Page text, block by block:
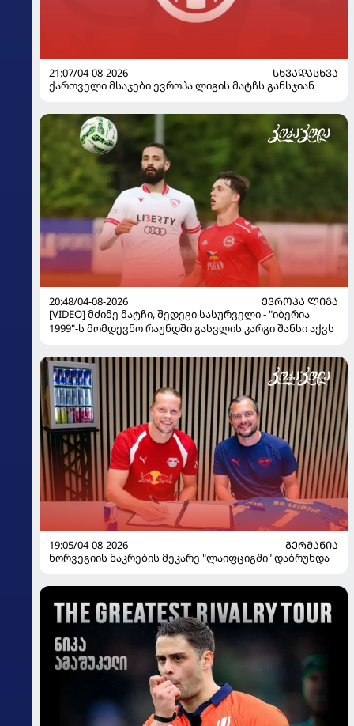
21:07/04-08-2026
ᲡᲮᲕᲐᲓᲐᲡᲮᲕᲐ
ქართველი მსაჯები ევროპა ლიგის მატჩს განსჯიან
20:48/04-08-2026
ᲔᲕᲠᲝᲞᲐ ᲚᲘᲒᲐ
[VIDEO] მძიმე მატჩი, შედეგი სასურველი - "იბერია
1999"-ს მომდევნო რაუნდში გასვლის კარგი შანსი აქვს
19:05/04-08-2026
ᲒᲔᲠᲛᲐᲜᲘᲐ
ნორვეგიის ნაკრების მეკარე "ლაიფციგში" დაბრუნდა